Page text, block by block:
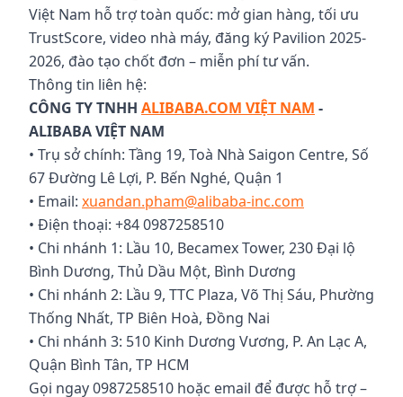
Việt Nam hỗ trợ toàn quốc: mở gian hàng, tối ưu
TrustScore, video nhà máy, đăng ký Pavilion 2025-
2026, đào tạo chốt đơn – miễn phí tư vấn.
Thông tin liên hệ:
CÔNG TY TNHH ALIBABA.COM VIỆT NAM -
ALIBABA VIỆT NAM
• Trụ sở chính: Tầng 19, Toà Nhà Saigon Centre, Số
67 Đường Lê Lợi, P. Bến Nghé, Quận 1
• Email: xuandan.pham@alibaba-inc.com
• Điện thoại: +84 0987258510
• Chi nhánh 1: Lầu 10, Becamex Tower, 230 Đại lộ
Bình Dương, Thủ Dầu Một, Bình Dương
• Chi nhánh 2: Lầu 9, TTC Plaza, Võ Thị Sáu, Phường
Thống Nhất, TP Biên Hoà, Đồng Nai
• Chi nhánh 3: 510 Kinh Dương Vương, P. An Lạc A,
Quận Bình Tân, TP HCM
Gọi ngay 0987258510 hoặc email để được hỗ trợ –